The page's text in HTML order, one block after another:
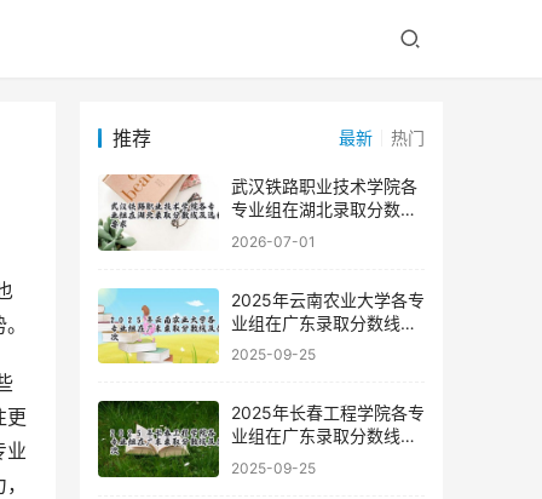
更
业
推荐 最新 热门
武汉铁路职业技术学院各
专业组在湖北录取分数线
及选科要求
2026-07-01
2025年云南农业大学各专
业组在广东录取分数线及
位次
2025-09-25
2025年长春工程学院各专
业组在广东录取分数线及
位次
2025-09-25